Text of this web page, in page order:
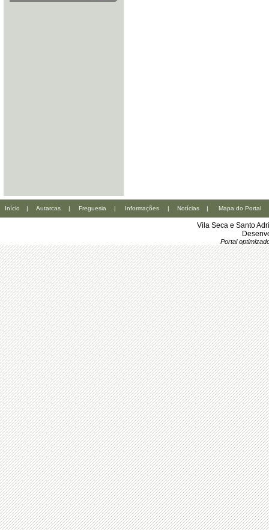
Início | Autarcas | Freguesia | Informações | Notícias | Mapa do Portal
Vila Seca e Santo
Portal